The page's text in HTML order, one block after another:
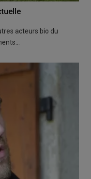
acteurs bio du